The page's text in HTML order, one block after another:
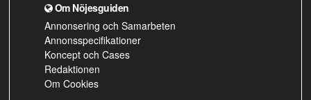
Om Nöjesguiden
Annonsering och Samarbeten
Annonsspecifikationer
Koncept och Cases
Redaktionen
Om Cookies